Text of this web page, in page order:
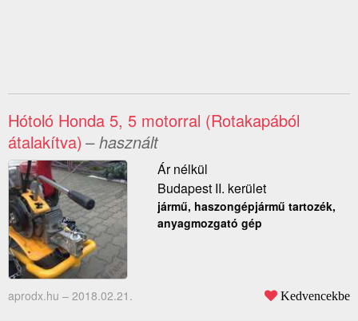
Hótoló Honda 5, 5 motorral (Rotakapából
átalakítva) – használt
Ár nélkül
Budapest II. kerület
jármű, haszongépjármű tartozék,
anyagmozgató gép
aprodx.hu – 2018.02.21. Kedvencekbe